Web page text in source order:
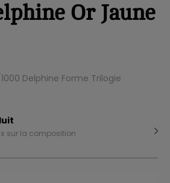
Or Jaune
Delphine Forme Trilogie
sur la composition